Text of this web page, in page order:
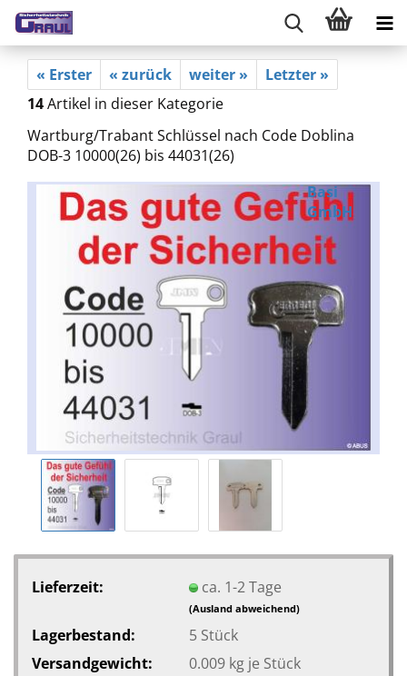
« Erster « zurück weiter »
Letzter »
14Artikel in dieser Kategorie
Wartburg/Trabant Schlüssel nach Code Doblina
DOB-3 10000(26) bis 44031(26)
Basi
GmbH
Lieferzeit: ca. 1-2 Tage
(Ausland abweichend)
Lagerbestand: 5 Stück
Versandgewicht:
0.009kg je Stück